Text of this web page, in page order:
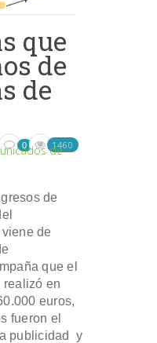
que
de
de
de
0 1460
de
de
que el
realizó en
euros,
fueron el
publicidad y